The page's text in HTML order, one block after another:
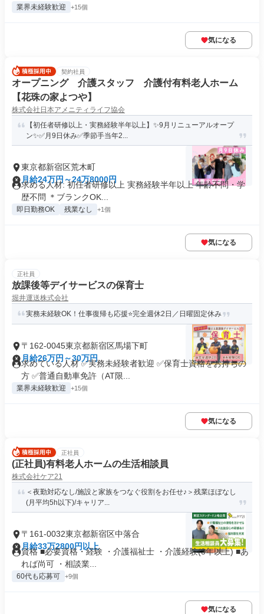
業界未経験歓迎 +15個
気になる
契約社員
オープニング 介護スタッフ 介護付有料老人ホーム
【花珠の家よつや】
株式会社日本アメニティライフ協会
【初任者研修以上・実務経験半年以上】✨9月リニューアルオープ
ン✨✅月9日休み✅季節手当年2...
東京都新宿区荒木町
月給24万円～24万8000円
求める人材: 初任者研修以上 実務経験半年以上 年齢不問・学
歴不問 ＊ブランクOK...
即日勤務OK 残業なし +1個
気になる
正社員
放課後等デイサービスの保育士
堀井運送株式会社
実務未経験OK！仕事復帰も応援⭐完全週休2日／日曜固定休み
〒162-0045東京都新宿区馬場下町
月給26万円～30万円
求めている人材 ✅実務未経験者歓迎 ✅保育士資格をお持ちの
方 ✅普通自動車免許（AT限...
業界未経験歓迎 +15個
気になる
正社員
(正社員)有料老人ホームの生活相談員
株式会社ケア21
＜夜勤対応なし/施設と家族をつなぐ役割をお任せ♪＞残業ほぼなし
(月平均5h以下)/キャリア...
〒161-0032東京都新宿区中落合
月給33万2800円以上
資格 ■必要資格・経験 ・介護福祉士 ・介護経験(3年以上) ■あ
れば尚可 ・相談業...
60代も応募可 +9個
気になる